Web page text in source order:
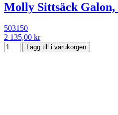
Molly Sittsäck
503150
2 135,00 kr
Lägg till i varukorgen